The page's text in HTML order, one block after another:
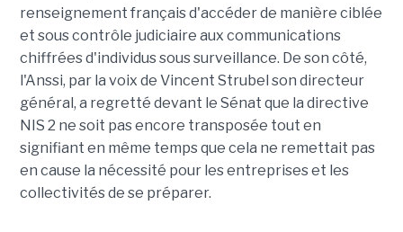
renseignement français d'accéder de manière ciblée
et sous contrôle judiciaire aux communications
chiffrées d'individus sous surveillance. De son côté,
l'Anssi, par la voix de Vincent Strubel son directeur
général, a regretté devant le Sénat que la directive
NIS 2 ne soit pas encore transposée tout en
signifiant en même temps que cela ne remettait pas
en cause la nécessité pour les entreprises et les
collectivités de se préparer.